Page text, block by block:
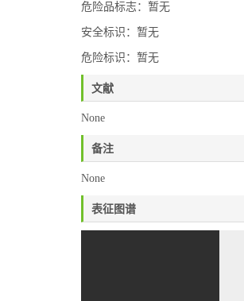
危险品标志：暂无
安全标识：暂无
危险标识：暂无
文献
None
备注
None
表征图谱